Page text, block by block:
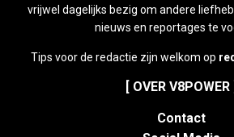
vrijwel dagelijks bezig om andere
nieuws en reportages te
Tips voor de redactie zijn welkom op
[ OVER V8POWER ]
Contact